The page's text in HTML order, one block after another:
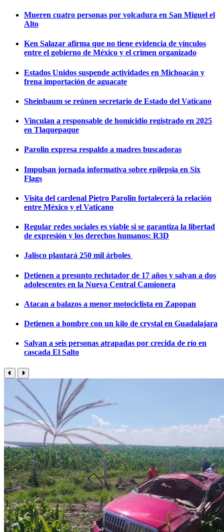
Mueren cuatro personas por volcadura en San Miguel el
Alto
Ken Salazar afirma que no tiene evidencia de vínculos
entre el gobierno de México y el crimen organizado
Estados Unidos suspende actividades en Michoacán y
frena importación de aguacate
Sheinbaum se reúnen secretario de Estado del Vaticano
Vinculan a responsable de homicidio registrado en 2025
en Tlaquepaque
Parolin expresa respaldo a madres buscadoras
Impulsan jornada informativa sobre epilepsia en Six
Flags
Visita del cardenal Pietro Parolin fortalecerá la relación
entre México y el Vaticano
Regular redes sociales es viable si se garantiza la libertad
de expresión y los derechos humanos: R3D
Jalisco plantará 250 mil árboles
Detienen a presunto reclutador de 17 años y salvan a dos
adolescentes en la Nueva Central Camionera
Atacan a balazos a menor motociclista en Zapopan
Detienen a hombre con un kilo de crystal en Guadalajara
Salvan a seis personas atrapadas por crecida de río en
cascada El Salto